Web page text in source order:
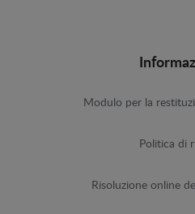
Modulo per la
Politica di
Risoluzione online